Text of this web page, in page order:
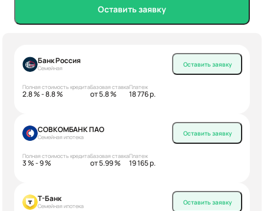
Оставить заявку
Банк Россия
Семейная
Полная стоимость кредита
2.8 % - 8.8 %
Базовая ставка
от 5.8 %
Платеж
18 776 р.
Оставить заявку
СОВКОМБАНК ПАО
Семейная ипотека
Полная стоимость кредита
3 % - 9 %
Базовая ставка
от 5.99 %
Платеж
19 165 р.
Оставить заявку
Т-Банк
Семейная ипотека Оставить заявку